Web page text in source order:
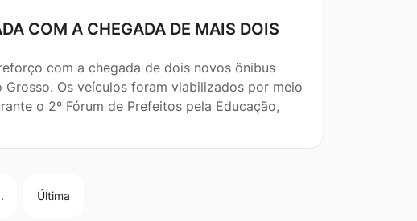
COM A CHEGADA DE MAIS DOIS
com a chegada de dois novos ônibus
Os veículos foram viabilizados por meio
o 2º Fórum de Prefeitos pela Educação,
Última